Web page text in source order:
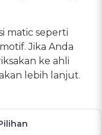
matic seperti
Jika Anda
ke ahli
lebih lanjut.